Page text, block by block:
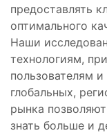
предоставлять
оптимального
Наши
технологиям,
пользователям
глобальных,
рынка
знать больше и